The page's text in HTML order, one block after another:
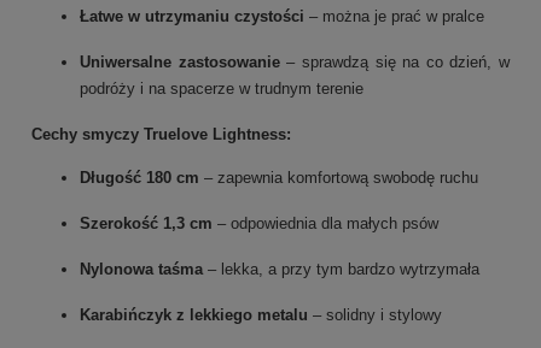
Łatwe w utrzymaniu czystości – można je prać w pralce
Uniwersalne zastosowanie– sprawdzą się na co dzień, w
podróży i na spacerze w trudnym terenie
Cechy smyczy Truelove Lightness:
Długość 180 cm – zapewnia komfortową swobodę ruchu
Szerokość 1,3 cm – odpowiednia dla małych psów
Nylonowa taśma – lekka, a przy tym bardzo wytrzymała
Karabińczyk z lekkiego metalu – solidny i stylowy